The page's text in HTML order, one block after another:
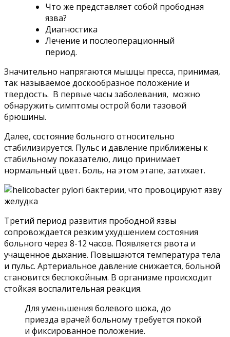
Что же представляет собой прободная
язва?
Диагностика
Лечение и послеоперационный
период.
Значительно напрягаются мышцы пресса, принимая,
так называемое доскообразное положение и
твердость. В первые часы заболевания, можно
обнаружить симптомы острой боли тазовой
брюшины.
Далее, состояние больного относительно
стабилизируется. Пульс и давление приближены к
стабильному показателю, лицо принимает
нормальный цвет. Боль, на этом этапе, затихает.
Третий период развития прободной язвы
сопровождается резким ухудшением состояния
больного через 8-12 часов. Появляется рвота и
учащенное дыхание. Повышаются температура тела
и пульс. Артериальное давление снижается, больной
становится беспокойным. В организме происходит
стойкая воспалительная реакция.
Для уменьшения болевого шока, до
приезда врачей больному требуется покой
и фиксированное положение.